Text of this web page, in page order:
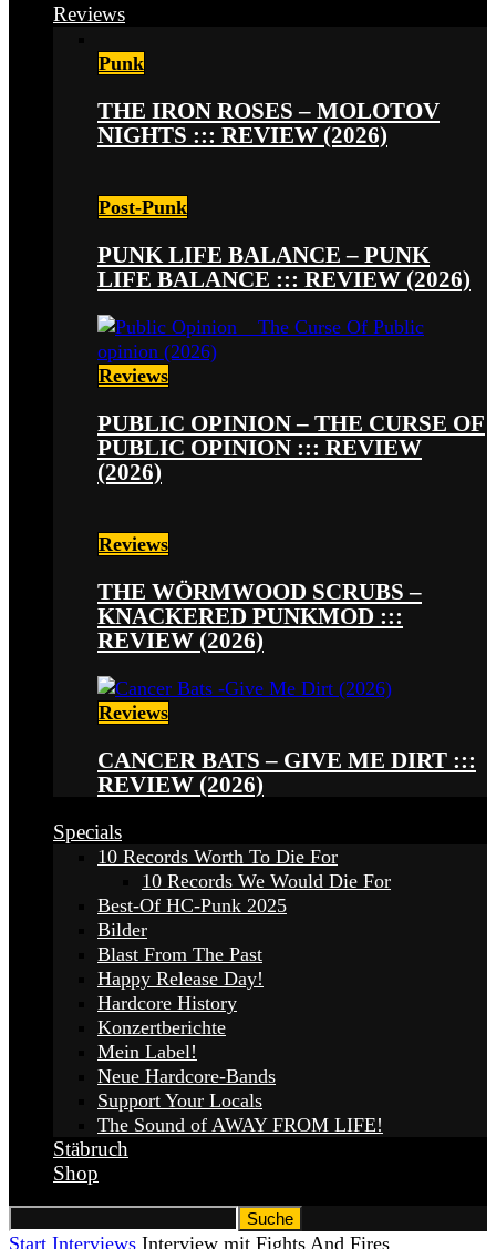
Reviews
Punk
THE IRON ROSES – MOLOTOV
NIGHTS ::: REVIEW (2026)
Post-Punk
PUNK LIFE BALANCE – PUNK
LIFE BALANCE ::: REVIEW (2026)
Reviews
PUBLIC OPINION – THE CURSE OF
PUBLIC OPINION ::: REVIEW
(2026)
Reviews
THE WÖRMWOOD SCRUBS –
KNACKERED PUNKMOD :::
REVIEW (2026)
Reviews
CANCER BATS – GIVE ME DIRT :::
REVIEW (2026)
Specials
10 Records Worth To Die For
10 Records We Would Die For
Best-Of HC-Punk 2025
Bilder
Blast From The Past
Happy Release Day!
Hardcore History
Konzertberichte
Mein Label!
Neue Hardcore-Bands
Support Your Locals
The Sound of AWAY FROM LIFE!
Stäbruch
Shop
Start Interviews Interview mit Fights And Fires